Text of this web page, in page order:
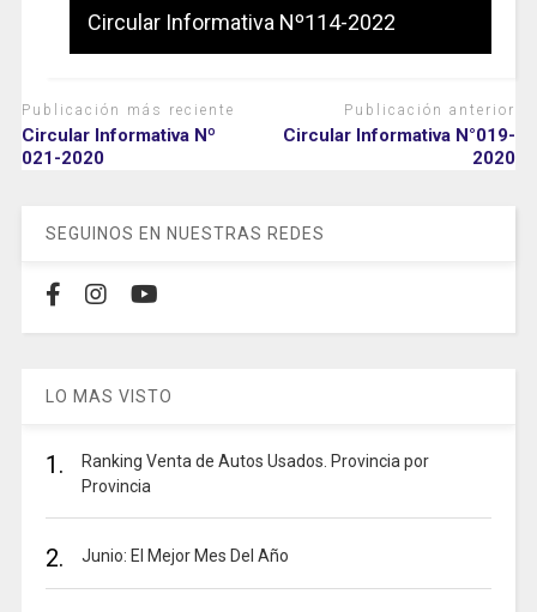
Circular Informativa Nº114-2022
Publicación más reciente
Circular Informativa Nº
021-2020
Publicación anterior
Circular Informativa N°019-
2020
SEGUINOS EN NUESTRAS REDES
LO MAS VISTO
1.
Ranking Venta de Autos Usados. Provincia por
Provincia
2. Junio: El Mejor Mes Del Año